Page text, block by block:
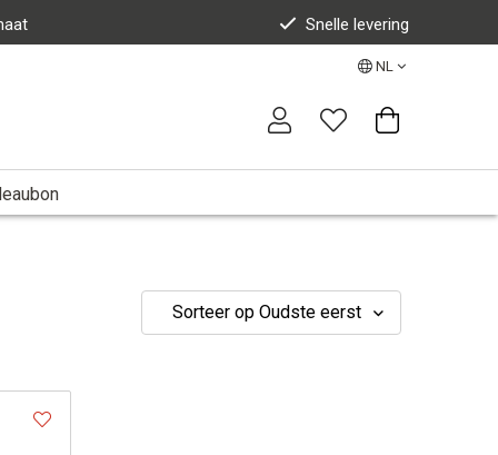
Snelle levering
NL